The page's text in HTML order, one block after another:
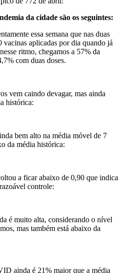
da cidade são os seguintes:
essa semana que nas duas
vacinas aplicadas por dia quando já
ritmo, chegamos a 57% da
com duas doses.
vem caindo devagar, mas ainda
histórica:
bem alto na média móvel de 7
da média histórica:
a ficar abaixo de 0,90 que indica
controle:
é muito alta, considerando o nível
mas também está abaixo da
ainda é 21% maior que a média